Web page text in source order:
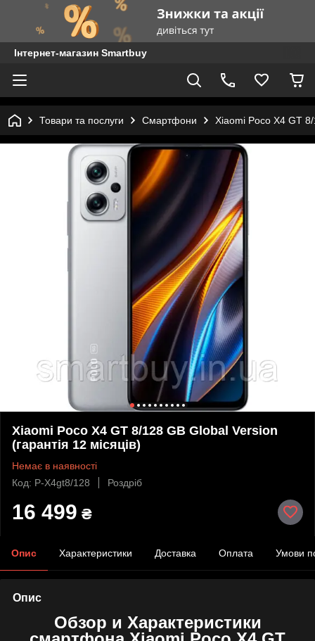
Інтернет-магазин Smartbuy
Товари та послуги Смартфони Xiaomi Poco X4 GT 8/
Xiaomi Poco X4 GT 8/128 GB Global Version
(гарантія 12 місяців)
Немає в наявності
Код: P-X4gt8/128
Роздріб
16 499 ₴
Опис Характеристики Доставка Оплата Умови
Опис
Обзор и Характеристики